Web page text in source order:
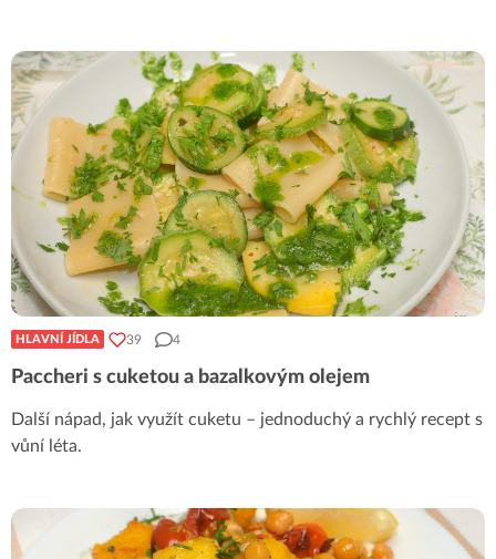
HLAVNÍ JÍDLA 39 4
Paccheri s cuketou a bazalkovým olejem
Další nápad, jak využít cuketu – jednoduchý a rychlý recept s
vůní léta.